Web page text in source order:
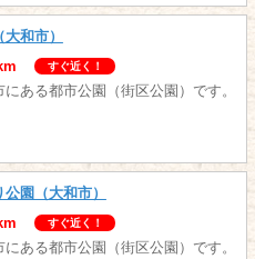
和市）
すぐ近く！
ある都市公園（街区公園）です。
園（大和市）
すぐ近く！
ある都市公園（街区公園）です。